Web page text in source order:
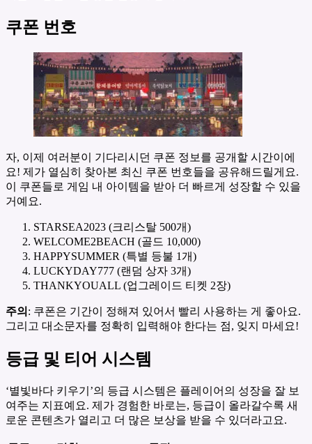
쿠폰 번호
자, 이제 여러분이 기다리시던 쿠폰 정보를 공개할 시간이에
요! 제가 열심히 찾아본 최신 쿠폰 번호들을 공유해드릴게요.
이 쿠폰들로 게임 내 아이템을 받아 더 빠르게 성장할 수 있을
거예요.
STARSEA2023 (크리스탈 500개)
WELCOME2BEACH (골드 10,000)
HAPPYSUMMER (특별 등불 1개)
LUCKYDAY777 (랜덤 상자 3개)
THANKYOUALL (업그레이드 티켓 2장)
주의 : 쿠폰은 기간이 정해져 있어서 빨리 사용하는 게 좋아요.
그리고 대소문자를 정확히 입력해야 한다는 점, 잊지 마세요!
등급 및 티어 시스템
‘별빛바다 키우기’의 등급 시스템은 플레이어의 성장을 잘 보
여주는 지표예요. 제가 경험한 바로는, 등급이 올라갈수록 새
로운 콘텐츠가 열리고 더 많은 보상을 받을 수 있더라고요.